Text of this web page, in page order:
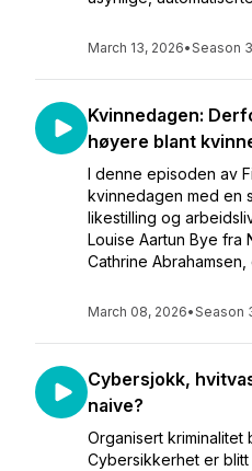
March 13, 2026•Season 3
Kvinnedagen:
høyere blant
I denne episoden av
kvinnedagen med en
likestilling og
Louise Aartun Bye
Cathrine
March 08, 2026•Season
Cybersjokk,
naive?
Organisert kriminalitet
Cybersikkerhet er